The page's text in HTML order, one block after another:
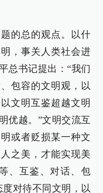
的总的观点。以什
，事关人类社会进
总书记提出：“我们
包容的文明观，以
文明互鉴超越文明
优越。”文明交流互
或者贬损某一种文
之美，才能实现美
、互鉴、对话、包
对待不同文明，以